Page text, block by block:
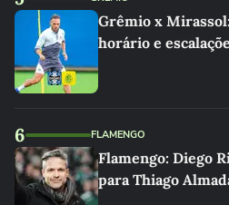
Grêmio x
horário e
6 FLAMENGO
Flamengo: Diego
para Thiago